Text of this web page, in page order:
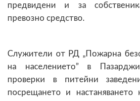
предвидени и за
превозно средство.
Служители от РД „Пожарна
на населението” в
проверки в питейни
посрещането и